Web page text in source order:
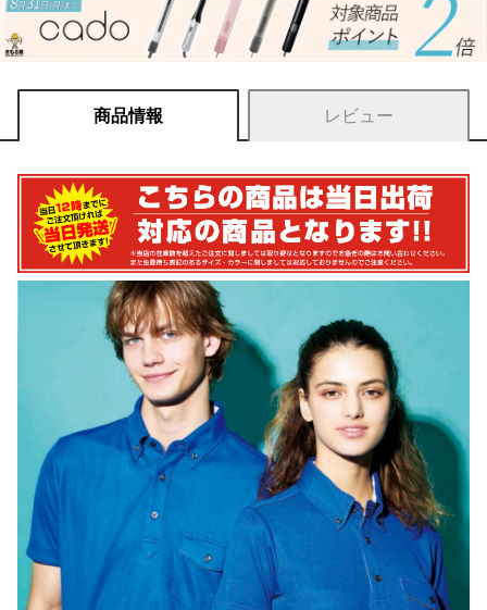
商品情報 レビュー